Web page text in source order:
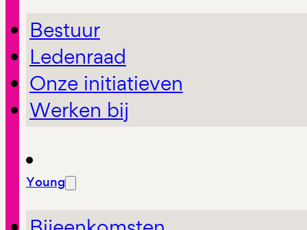
Bestuur
Ledenraad
Onze initiatieven
Werken bij
Young